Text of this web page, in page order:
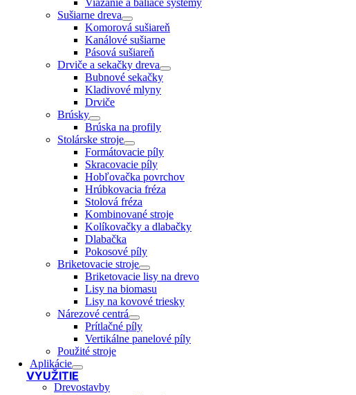
Viazanie a baliace systémy
Sušiarne dreva
Komorová sušiareň
Kanálové sušiarne
Pásová sušiareň
Drviče a sekačky dreva
Bubnové sekačky
Kladivové mlyny
Drviče
Brúsky
Brúska na profily
Stolárske stroje
Formátovacie píly
Skracovacie píly
Hobľovačka povrchov
Hrúbkovacia fréza
Stolová fréza
Kombinované stroje
Kolíkovačky a dlabačky
Dlabačka
Pokosové píly
Briketovacie stroje
Briketovacie lisy na drevo
Lisy na biomasu
Lisy na kovové triesky
Nárezové centrá
Prítlačné píly
Vertikálne panelové píly
Použité stroje
Aplikácie
VYUŽITIE
Drevostavby